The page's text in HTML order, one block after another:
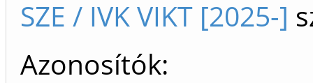
SZE / IVK VIKT [2025-]
Azonosítók